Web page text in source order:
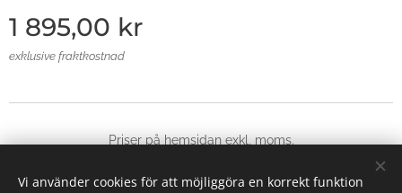
1 895,00 kr
exklusive fraktkostnad
Priser på hemsidan exkl, moms.
Vi använder cookies för att möjliggöra en korrekt funktion